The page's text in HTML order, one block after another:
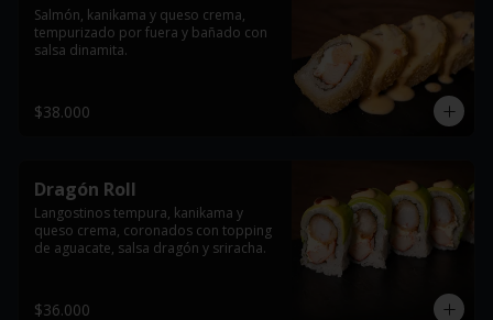
Salmón, kanikama y queso crema,
tempurizado por fuera y bañado con
salsa dinamita.
$38.000
Dragón Roll
Langostinos tempura, kanikama y
queso crema, coronados con topping
de aguacate, salsa dragón y sriracha.
$36.000